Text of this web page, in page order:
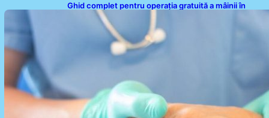
Ghid complet pentru operația gratuită a mâinii în
sistemul public de sănătate: pași, avantaje și
recuperare